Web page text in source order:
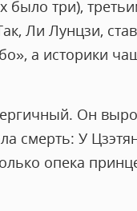
было три),
Ли Лунцзи,
а историки
Он
смерть: У
опека